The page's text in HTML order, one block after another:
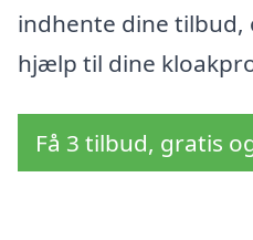
indhente dine tilbud,
hjælp til dine
Få 3 tilbud, gratis